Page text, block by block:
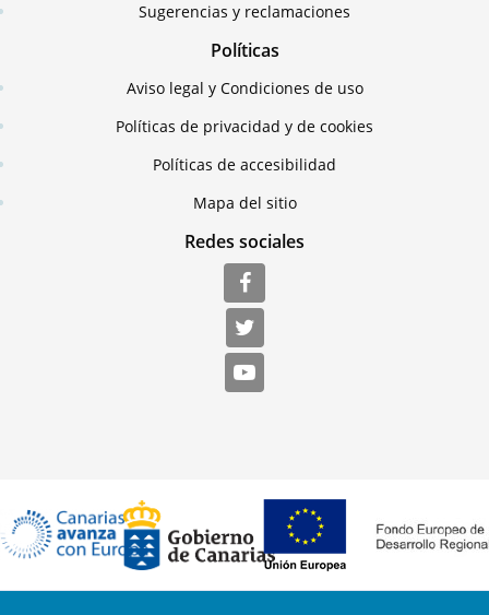
Sugerencias y reclamaciones
Políticas
Aviso legal y Condiciones de uso
Políticas de privacidad y de cookies
Políticas de accesibilidad
Mapa del sitio
Redes sociales